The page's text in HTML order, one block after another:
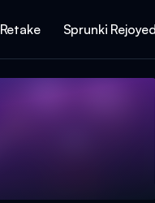
Sprunki Rejoyed